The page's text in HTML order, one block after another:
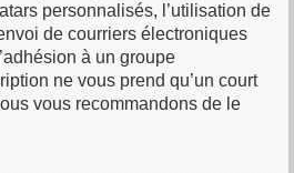
personnalisés, l’utilisation de
de courriers électroniques
à un groupe
ne vous prend qu’un court
vous recommandons de le